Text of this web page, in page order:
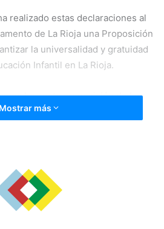
realizado estas declaraciones al
de La Rioja una Proposición
la universalidad y gratuidad
Infantil en La Rioja.
hoy esta proposición de Ley,
completo, contemplando los
de un diagnóstico previo de
Ciclo de Educación Infantil
Mostrar más